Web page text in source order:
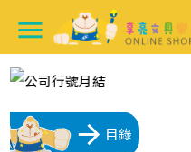
menu
arrow_forward 目錄